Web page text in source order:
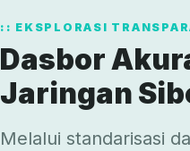
EKSPLORASI
Dasbor
Jaringan
Melalui standarisasi